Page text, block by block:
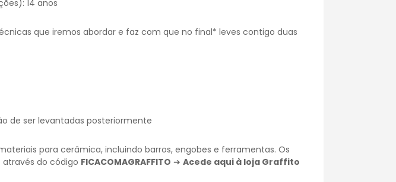
14 anos
que iremos abordar e faz com que no final* leves contigo duas
de ser levantadas posteriormente
para cerâmica, incluindo barros, engobes e ferramentas. Os
através do código FICACOMAGRAFFITO ➔ Acede aqui à loja Graffito